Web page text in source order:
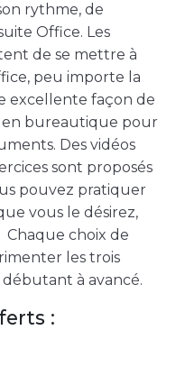
rythme, de
Office. Les
de se mettre à
peu importe la
excellente façon de
en bureautique pour
Des vidéos
sont proposés
pouvez pratiquer
vous le désirez,
choix de
les trois
débutant à avancé.
: